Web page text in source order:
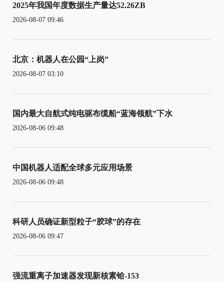
2025年我国年度数据生产量达52.26ZB
2026-08-07 09:46
北京：机器人在公园“上岗”
2026-08-07 03:10
国内最大自航式纯电驱布缆船“蓝海领航”下水
2026-08-06 09:48
中国机器人适配全球多元应用场景
2026-08-06 09:48
科研人员确证新型粒子“胶球”的存在
2026-08-06 09:47
强流重离子加速器发现新核素铪-153